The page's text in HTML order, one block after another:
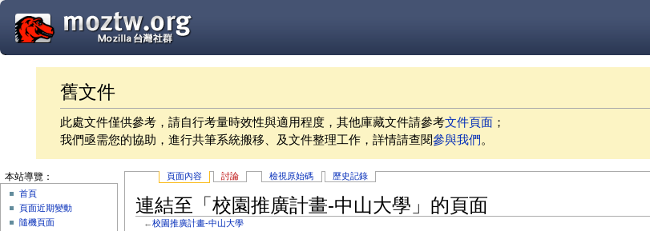
舊文件
此處文件僅供參考，請自行考量時效性與適用程度，其他庫藏文件請參考文件頁面 ；
我們亟需您的協助，進行共筆系統搬移、及文件整理工作，詳情請查閱參與我們。
頁面內容 討論 檢視原始碼 歷史記錄
連結至「校園推廣計畫-中山大學」的頁面
←校園推廣計畫-中山大學
本站導覽：
首頁
頁面近期變動
隨機頁面